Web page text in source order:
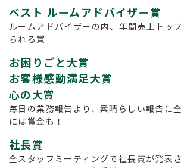
ベスト ルームアドバイザー賞
ルームアドバイザーの内、年間売上トッ
られる賞
お困りごと大賞
お客様感動満足大賞
心の大賞
毎日の業務報告より、素晴らしい報告に
には賞金も！
社長賞
全スタッフミーティングで社長賞が発表